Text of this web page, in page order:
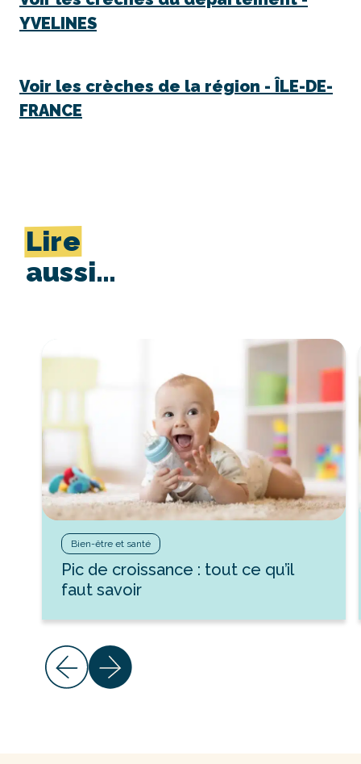
YVELINES
Voir les crèches de la région - ÎLE-DE-
FRANCE
Lire
aussi…
Bien-être et santé
Pic de croissance : tout ce qu’il
faut savoir